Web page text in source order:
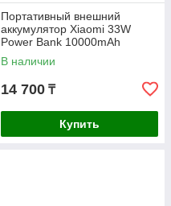
Портативный внешний
аккумулятор Xiaomi 33W
Power Bank 10000mAh
(Integrated Cable) Ice Blue GL
В наличии
14 700 ₸
Купить